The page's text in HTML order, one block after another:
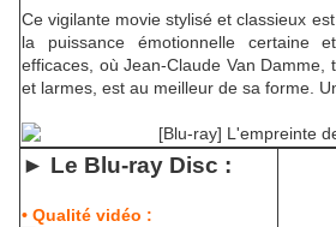
Ce vigilante movie stylisé et classieux
la puissance émotionnelle certaine
efficaces, où Jean-Claude Van Damme,
et larmes, est au meilleur de sa forme.
► Le Blu-ray Disc :
• Qualité vidéo :